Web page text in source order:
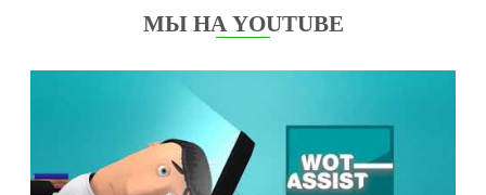
МЫ НА YOUTUBE